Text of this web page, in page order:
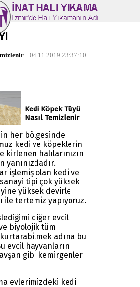
04.11.2019 23:37:10
Kedi Köpek Tüyü
Nasıl Temizlenir
her bölgesinde
kedi ve köpeklerin
halılarınızın
yanınızdadır.
işlemiş olan kedi ve
tipi çok yüksek
yüksek devirle
ile tertemiz yapıyoruz.
diğer evcil
biyolojik tüm
adına bu
evcil hayvanların
gibi kemirgenler
evlerimizdeki kedi